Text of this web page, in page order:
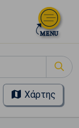
Χάρτης